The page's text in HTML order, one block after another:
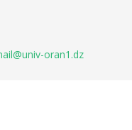
oran1.dz